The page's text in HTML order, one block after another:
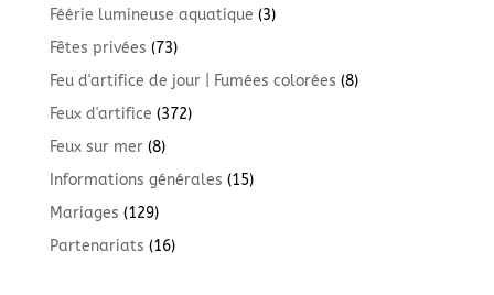
Féérie lumineuse aquatique (3)
Fêtes privées (73)
Feu d'artifice de jour | Fumées colorées (8)
Feux d'artifice (372)
Feux sur mer(8)
Informations générales (15)
Mariages (129)
Partenariats (16)